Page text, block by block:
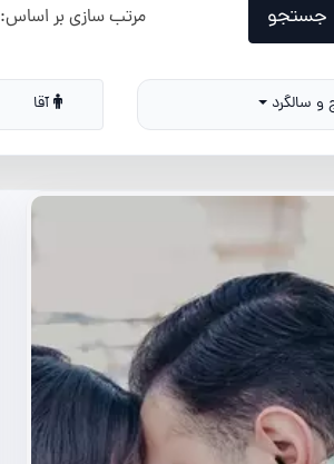
جستجو مرتب سازی بر اساس:
آقا